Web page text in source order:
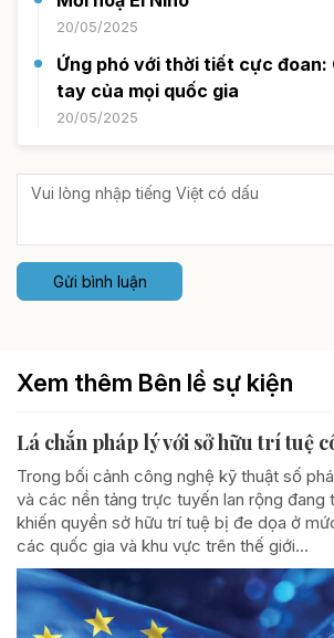
20/05/2025
Ứng phó với thời tiết cực đoan:
tay của mọi quốc gia
20/05/2025
Gửi bình luận
Xem thêm Bên lề sự kiện
Lá chắn pháp lý với sở hữu trí tuệ
Trong bối cảnh công nghệ kỹ thuật số
và các nền tảng trực tuyến lan rộng đang
khiến quyền sở hữu trí tuệ bị đe dọa ở
các quốc gia và khu vực trên thế giới...